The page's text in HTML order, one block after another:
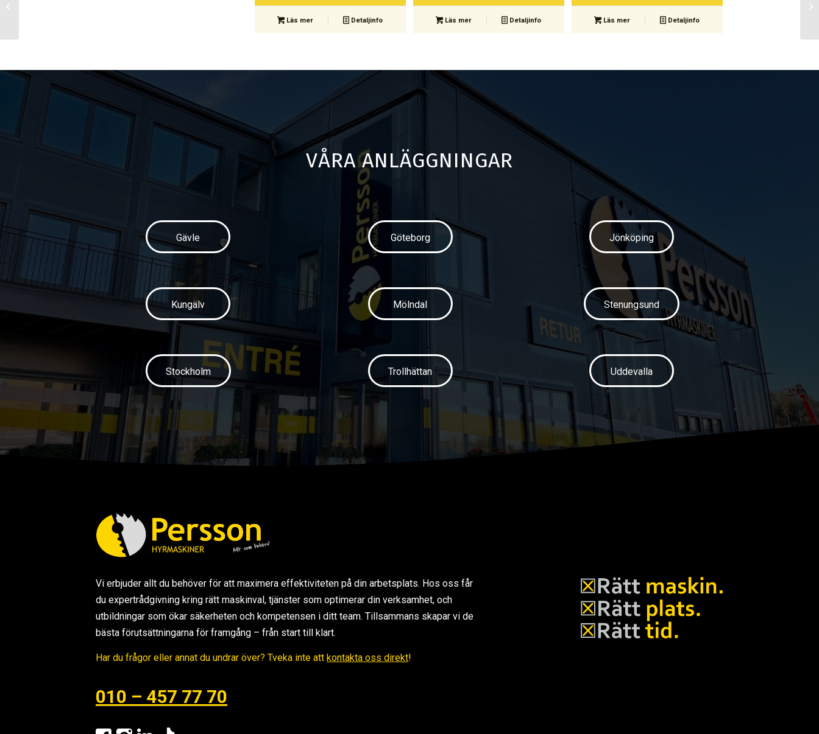
Läs mer Detaljinfo Läs mer Detaljinfo Läs mer Detaljinfo
VÅRA ANLÄGGNINGAR
Gävle Göteborg Jönköping
Kungälv Mölndal Stenungsund
Stockholm Trollhättan Uddevalla
Vi erbjuder allt du behöver för att maximera effektiviteten på din arbetsplats. Hos oss får
du expertrådgivning kring rätt maskinval, tjänster som optimerar din verksamhet, och
utbildningar som ökar säkerheten och kompetensen i ditt team. Tillsammans skapar vi de
bästa förutsättningarna för framgång – från start till klart.
Har du frågor eller annat du undrar över? Tveka inte att kontakta oss direkt!
010 – 457 77 70